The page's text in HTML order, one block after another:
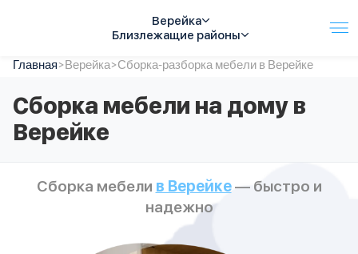
Верейка
Близлежащие районы
Услуги
Автопарк
Тарифы
Акции
Контакты
Главная>Верейка>Сборка-разборка мебели в Верейке
Сборка мебели на дому в
Верейке
Сборка мебели в Верейке— быстро и
надежно